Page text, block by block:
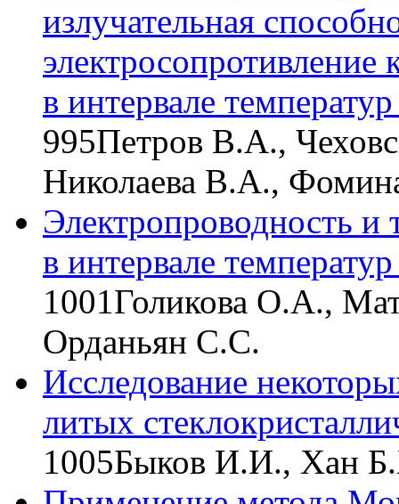
излучательная
в интервале
995Петров В.А.,
Николаева В.А.,
Электропроводность и
в интервале
1001Голикова О.А.,
Орданьян С.С.
Исследование
литых
1005Быков И.И., Хан